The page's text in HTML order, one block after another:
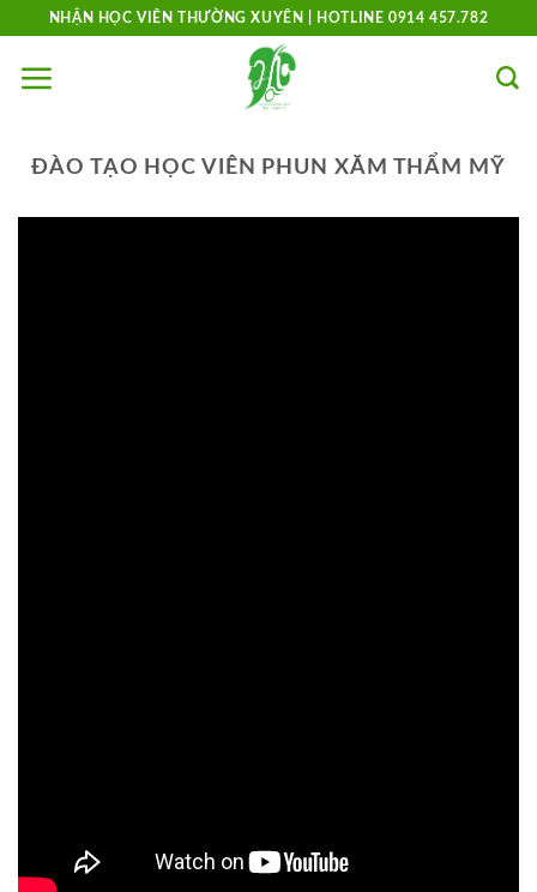
content
NHẬN HỌC VIÊN THƯỜNG XUYÊN | HOTLINE 0914 457.782
ĐÀO TẠO HỌC VIÊN PHUN XĂM THẨM MỸ